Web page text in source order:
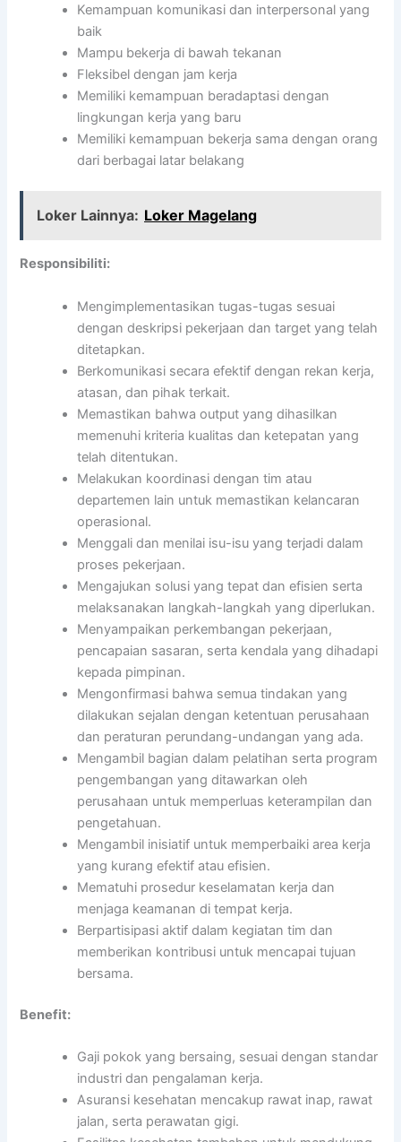
Kemampuan komunikasi dan interpersonal yang
baik
Mampu bekerja di bawah tekanan
Fleksibel dengan jam kerja
Memiliki kemampuan beradaptasi dengan
lingkungan kerja yang baru
Memiliki kemampuan bekerja sama dengan orang
dari berbagai latar belakang
Loker Lainnya: Loker Magelang
Responsibiliti:
Mengimplementasikan tugas-tugas sesuai
dengan deskripsi pekerjaan dan target yang telah
ditetapkan.
Berkomunikasi secara efektif dengan rekan kerja,
atasan, dan pihak terkait.
Memastikan bahwa output yang dihasilkan
memenuhi kriteria kualitas dan ketepatan yang
telah ditentukan.
Melakukan koordinasi dengan tim atau
departemen lain untuk memastikan kelancaran
operasional.
Menggali dan menilai isu-isu yang terjadi dalam
proses pekerjaan.
Mengajukan solusi yang tepat dan efisien serta
melaksanakan langkah-langkah yang diperlukan.
Menyampaikan perkembangan pekerjaan,
pencapaian sasaran, serta kendala yang dihadapi
kepada pimpinan.
Mengonfirmasi bahwa semua tindakan yang
dilakukan sejalan dengan ketentuan perusahaan
dan peraturan perundang-undangan yang ada.
Mengambil bagian dalam pelatihan serta program
pengembangan yang ditawarkan oleh
perusahaan untuk memperluas keterampilan dan
pengetahuan.
Mengambil inisiatif untuk memperbaiki area kerja
yang kurang efektif atau efisien.
Mematuhi prosedur keselamatan kerja dan
menjaga keamanan di tempat kerja.
Berpartisipasi aktif dalam kegiatan tim dan
memberikan kontribusi untuk mencapai tujuan
bersama.
Benefit:
Gaji pokok yang bersaing, sesuai dengan standar
industri dan pengalaman kerja.
Asuransi kesehatan mencakup rawat inap, rawat
jalan, serta perawatan gigi.